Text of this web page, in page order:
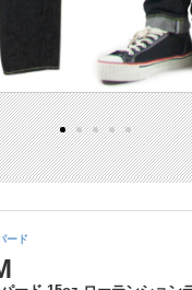
ード